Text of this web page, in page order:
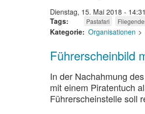
Dienstag, 15. Mai 2018 - 14:31
Tags
Pastafari
Kategorie Organisationen
Führerscheinbild
In der Nachahmung
mit einem Piratentuch
Führerscheinstelle soll